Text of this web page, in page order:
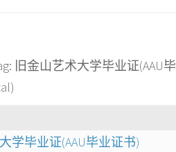
旧金山艺术大学毕业证(AAU
学毕业证(AAU毕业证书)